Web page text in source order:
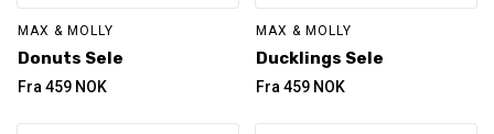
MAX & MOLLY
Donuts Sele
Fra 459 NOK
MAX & MOLLY
Ducklings Sele
Fra 459 NOK